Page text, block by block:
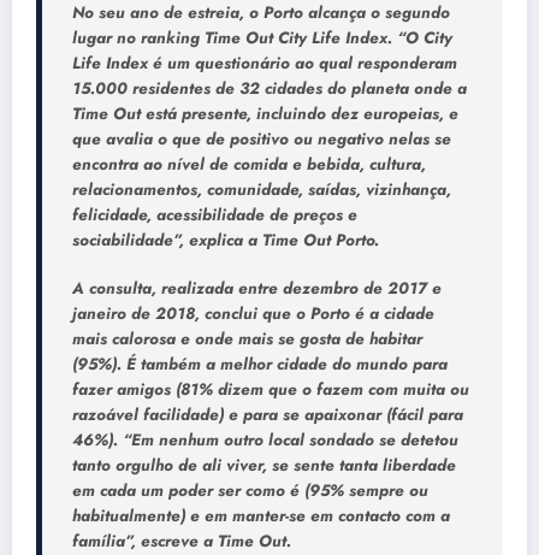
No seu ano de estreia, o Porto alcança o segundo
lugar no ranking Time Out City Life Index. “O City
Life Index é um questionário ao qual responderam
15.000 residentes de 32 cidades do planeta onde a
Time Out está presente, incluindo dez europeias, e
que avalia o que de positivo ou negativo nelas se
encontra ao nível de comida e bebida, cultura,
relacionamentos, comunidade, saídas, vizinhança,
felicidade, acessibilidade de preços e
sociabilidade”, explica a Time Out Porto.
A consulta, realizada entre dezembro de 2017 e
janeiro de 2018, conclui que o Porto é a cidade
mais calorosa e onde mais se gosta de habitar
(95%). É também a melhor cidade do mundo para
fazer amigos (81% dizem que o fazem com muita ou
razoável facilidade) e para se apaixonar (fácil para
46%). “Em nenhum outro local sondado se detetou
tanto orgulho de ali viver, se sente tanta liberdade
em cada um poder ser como é (95% sempre ou
habitualmente) e em manter-se em contacto com a
família”, escreve a Time Out.